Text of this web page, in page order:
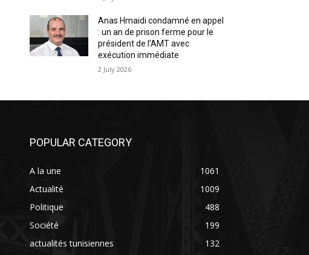
Anas Hmaidi condamné en appel
: un an de prison ferme pour le
président de l’AMT avec
exécution immédiate
2 July 2026
POPULAR CATEGORY
A la une
1061
Actualité
1009
Politique
488
Société
199
actualités tunisiennes
132